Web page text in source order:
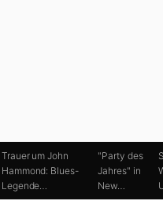
Trauer um John
Hammond: Blues-
Legende…
"Party des
Jahres" in
New…